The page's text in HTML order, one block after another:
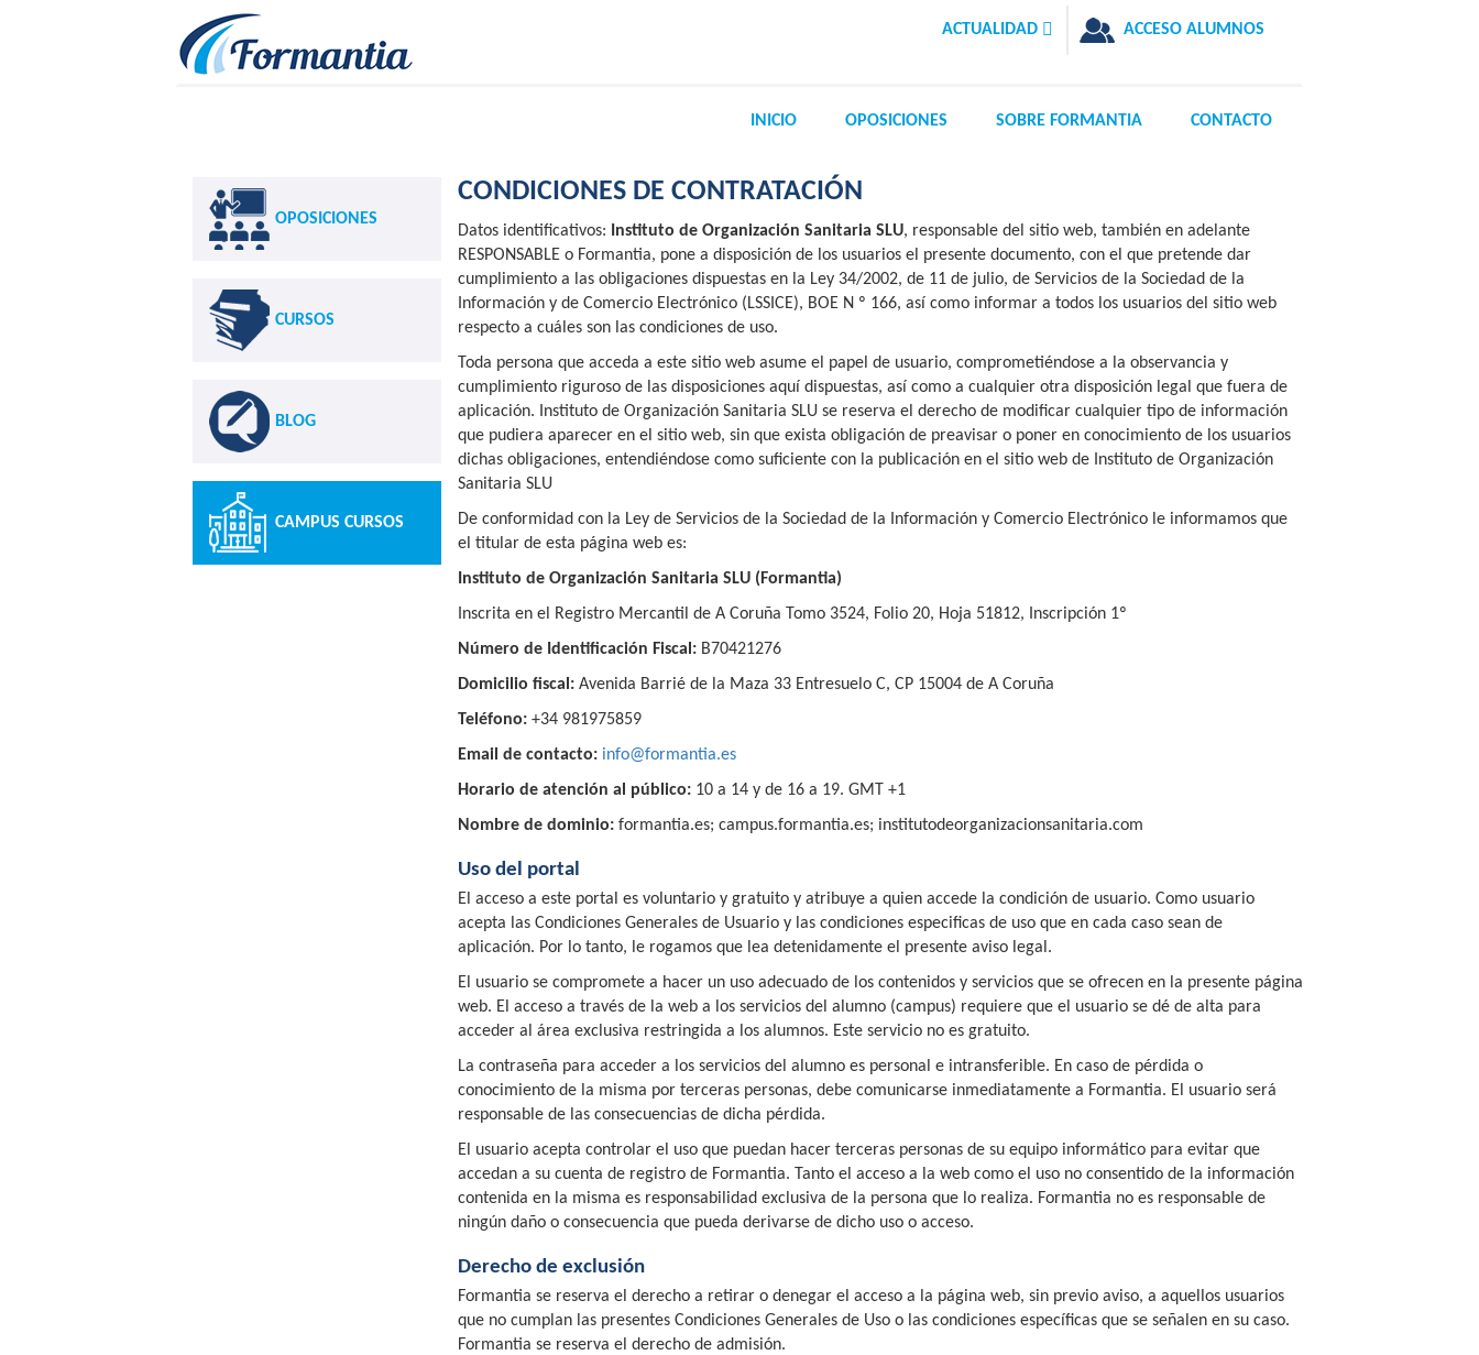
ACTUALIDAD ACCESO ALUMNOS
INICIO OPOSICIONES SOBRE FORMANTIA CONTACTO
OPOSICIONES
CURSOS
BLOG
CAMPUS CURSOS
CONDICIONES DE CONTRATACIÓN
Datos identificativos: Instituto de Organización Sanitaria SLU, responsable del sitio web, también en adelante
RESPONSABLE o Formantia, pone a disposición de los usuarios el presente documento, con el que pretende dar
cumplimiento a las obligaciones dispuestas en la Ley 34/2002, de 11 de julio, de Servicios de la Sociedad de la
Información y de Comercio Electrónico (LSSICE), BOE N º 166, así como informar a todos los usuarios del sitio web
respecto a cuáles son las condiciones de uso.
Toda persona que acceda a este sitio web asume el papel de usuario, comprometiéndose a la observancia y
cumplimiento riguroso de las disposiciones aquí dispuestas, así como a cualquier otra disposición legal que fuera de
aplicación. Instituto de Organización Sanitaria SLU se reserva el derecho de modificar cualquier tipo de información
que pudiera aparecer en el sitio web, sin que exista obligación de preavisar o poner en conocimiento de los usuarios
dichas obligaciones, entendiéndose como suficiente con la publicación en el sitio web de Instituto de Organización
Sanitaria SLU
De conformidad con la Ley de Servicios de la Sociedad de la Información y Comercio Electrónico le informamos que
el titular de esta página web es:
Instituto de Organización Sanitaria SLU (Formantia)
Inscrita en el Registro Mercantil de A Coruña Tomo 3524, Folio 20, Hoja 51812, Inscripción 1º
Número de Identificación Fiscal: B70421276
Domicilio fiscal: Avenida Barrié de la Maza 33 Entresuelo C, CP 15004 de A Coruña
Teléfono: +34 981975859
Email de contacto: info@formantia.es
Horario de atención al público: 10 a 14 y de 16 a 19. GMT +1
Nombre de dominio: formantia.es; campus.formantia.es; institutodeorganizacionsanitaria.com
Uso del portal
El acceso a este portal es voluntario y gratuito y atribuye a quien accede la condición de usuario. Como usuario
acepta las Condiciones Generales de Usuario y las condiciones especificas de uso que en cada caso sean de
aplicación. Por lo tanto, le rogamos que lea detenidamente el presente aviso legal.
El usuario se compromete a hacer un uso adecuado de los contenidos y servicios que se ofrecen en la presente página
web. El acceso a través de la web a los servicios del alumno (campus) requiere que el usuario se dé de alta para
acceder al área exclusiva restringida a los alumnos. Este servicio no es gratuito.
La contraseña para acceder a los servicios del alumno es personal e intransferible. En caso de pérdida o
conocimiento de la misma por terceras personas, debe comunicarse inmediatamente a Formantia. El usuario será
responsable de las consecuencias de dicha pérdida.
El usuario acepta controlar el uso que puedan hacer terceras personas de su equipo informático para evitar que
accedan a su cuenta de registro de Formantia. Tanto el acceso a la web como el uso no consentido de la información
contenida en la misma es responsabilidad exclusiva de la persona que lo realiza. Formantia no es responsable de
ningún daño o consecuencia que pueda derivarse de dicho uso o acceso.
Derecho de exclusión
Formantia se reserva el derecho a retirar o denegar el acceso a la página web, sin previo aviso, a aquellos usuarios
que no cumplan las presentes Condiciones Generales de Uso o las condiciones específicas que se señalen en su caso.
Formantia se reserva el derecho de admisión.